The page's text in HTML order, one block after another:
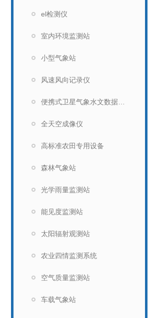
el检测仪
室内环境监测站
小型气象站
风速风向记录仪
全天空成像仪
高标准农田专用设备
森林气象站
光学雨量监测站
能见度监测站
太阳辐射观测站
农业四情监测系统
空气质量监测站
车载气象站